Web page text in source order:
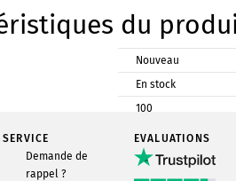
du
Nouveau
En stock
100
Infowerk
Chromokarton
SERVICE
Demande de
rappel ?
EVALUATIONS